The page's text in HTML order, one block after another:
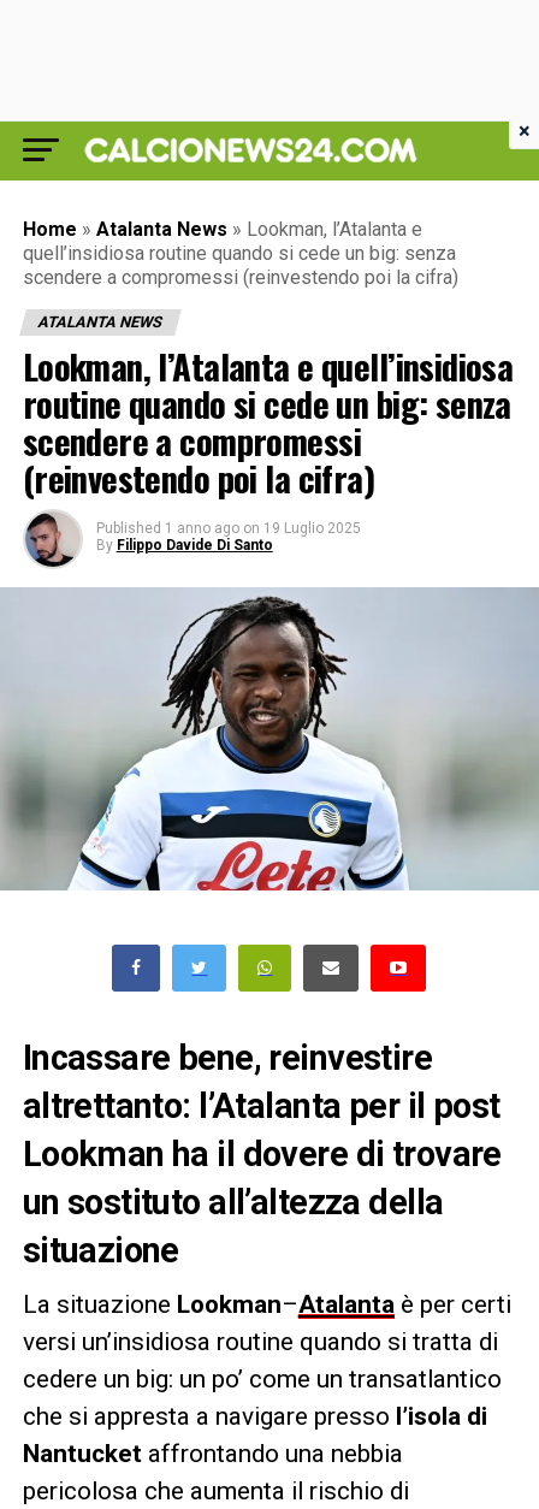
Home » Atalanta News » Lookman, l’Atalanta e
quell’insidiosa routine quando si cede un big: senza
scendere a compromessi (reinvestendo poi la cifra)
ATALANTA NEWS
Lookman, l’Atalanta e quell’insidiosa
routine quando si cede un big: senza
scendere a compromessi
(reinvestendo poi la cifra)
Published 1 anno ago on 19 Luglio 2025
By Filippo Davide Di Santo
Incassare bene, reinvestire
altrettanto: l’Atalanta per il post
Lookman ha il dovere di trovare
un sostituto all’altezza della
situazione
La situazione Lookman–Atalanta è per certi
versi un’insidiosa routine quando si tratta di
cedere un big: un po’ come un transatlantico
che si appresta a navigare presso l’isola di
Nantucketaffrontando una nebbia
pericolosa che aumenta il rischio di
×